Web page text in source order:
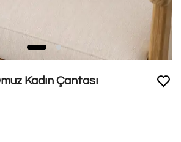
Kadın Çantası